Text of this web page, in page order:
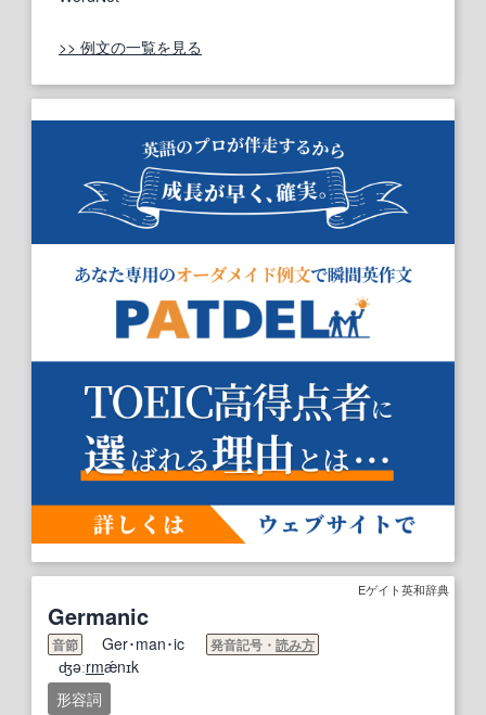
>> 例文の一覧を見る
Eゲイト英和辞典
Germanic
音節 Ger･man･ic 発音記号・ 読み方
ʤəːrmǽnɪk
形容詞